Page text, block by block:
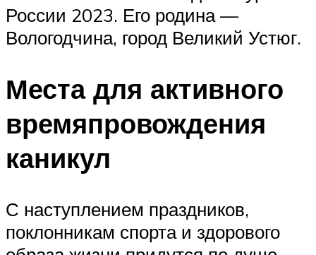
России 2023. Его родина —
Вологодчина, город Великий Устюг.
Места для активного
времяпровождения
каникул
С наступлением праздников,
поклонникам спорта и здорового